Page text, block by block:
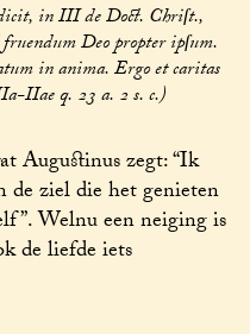
in III de Doct. Chriſt.,
Deo propter ipſum.
in anima. Ergo et caritas
IIae q. 23 a. 2 s. c.)
Augustinus zegt: “Ik
de ziel die het genieten
Welnu een neiging is
de liefde iets